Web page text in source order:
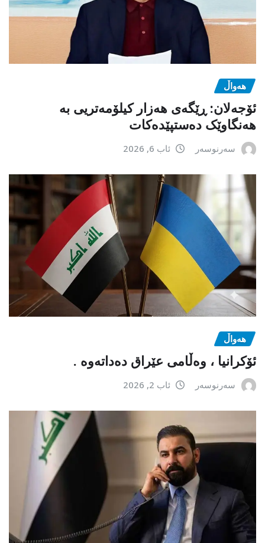
هەواڵ
ئۆجەلان: ڕێگەی هەزار کیلۆمەتریی بە
هەنگاوێک دەستپێدەکات
سەرنوسەر ئاب 6, 2026
هەواڵ
ئۆکرانیا ، وەڵامی عێراق دەداتەوە .
سەرنوسەر ئاب 2, 2026